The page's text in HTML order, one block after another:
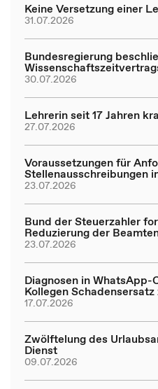
Keine Versetzung einer
31.07.2026
Bundesregierung
30.07.2026
Lehrerin seit 17 Jahren
27.07.2026
Voraussetzungen für
Stellenausschreibungen
23.07.2026
Bund der Steuerzahler
Reduzierung der
23.07.2026
Diagnosen in
Kollegen Schadensersatz
17.07.2026
Zwölftelung des
Dienst
09.07.2026